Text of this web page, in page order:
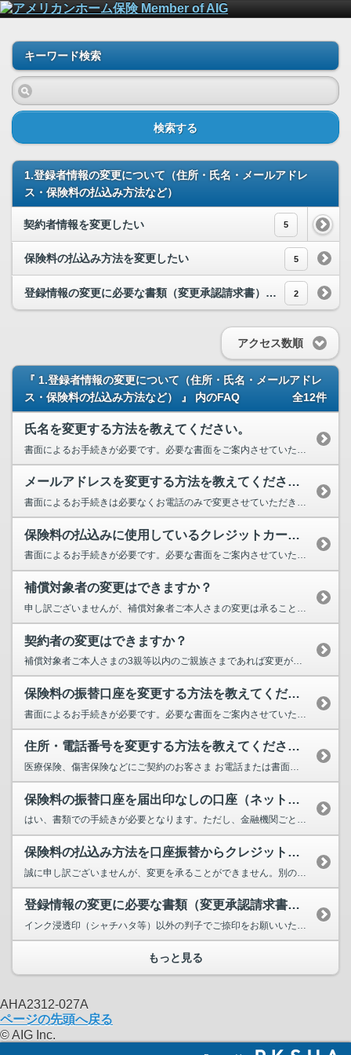
キーワード検索
検索する
1.登録者情報の変更について（住所・氏名・メールアドレ
ス・保険料の払込み方法など）
契約者情報を変更したい 5
保険料の払込み方法を変更したい 5
登録情報の変更に必要な書類（変更承認請求書）について 2
アクセス数順
『 1.登録者情報の変更について（住所・氏名・メールアドレ
ス・保険料の払込み方法など） 』 内のFAQ
全12件
氏名を変更する方法を教えてください。
メールアドレスを変更する方法を教えてください。
書面によるお手続きは必要なくお電話のみで変更させていただきます。 変更したメールアドレスの疎通確認ができましたら...
保険料の払込みに使用しているクレジットカードを変更する方法を教えてください。
書面によるお手続きが必要です。必要な書面をご案内させていただきますので、変更のお手続きを希望されていることをお電話...
補償対象者の変更はできますか？
申し訳ございませんが、補償対象者ご本人さまの変更は承ることができません。 ただし、一部の商品については、補償対象...
契約者の変更はできますか？
補償対象者ご本人さまの3親等以内のご親族さまであれば変更が可能です。ただし、変更ができない商品もございますので、ご...
保険料の振替口座を変更する方法を教えてください。
住所・電話番号を変更する方法を教えてください。
医療保険、傷害保険などにご契約のお客さま お電話または書面提出によるお手続きが必要となります。 1. お電...
保険料の振替口座を届出印なしの口座（ネット銀行など）に変更手続きはできますか？
はい、書類での手続きが必要となります。ただし、金融機関ごとに振替口座変更の取扱いが異なりますので、お客さまご自身で...
保険料の払込み方法を口座振替からクレジットカードに変更できますか？
登録情報の変更に必要な書類（変更承認請求書）の捺印は、どの判子でもいいですか？
インク浸透印（シャチハタ等）以外の判子でご捺印をお願いいたします。登録口座の変更の場合などは、金融機関お届け印（銀...
もっと見る
AHA2312-027A
ページの先頭へ戻る
© AIG Inc.